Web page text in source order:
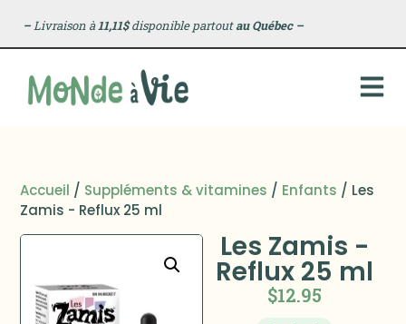
–Livraison à11,11$disponible partoutau Québec –
Accueil / Suppléments & vitamines / Enfants / Les
Zamis - Reflux 25 ml
Les Zamis -
Reflux 25 ml
$12.95